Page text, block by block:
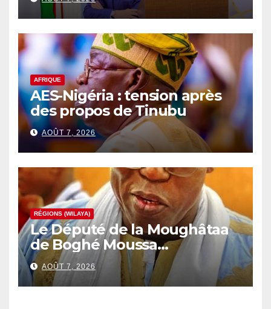
AFRIQUE
AES-Nigéria : tension après
des propos de Tinubu
AOÛT 7, 2026
RÉGIONS (WILAYA)
Le Député de la Moughâtaa
de Boghé Moussa
Alhousseynou Dia.
AOÛT 7, 2026